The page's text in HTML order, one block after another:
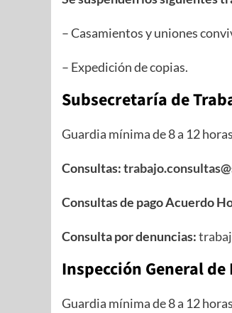
– Casamientos y uniones
– Expedición de copias.
Subsecretaría de
Guardia mínima de 8 a 12
Consultas:
Consultas de pago Acuerdo
Consulta por denuncias:
Inspección General
Guardia mínima de 8 a 12